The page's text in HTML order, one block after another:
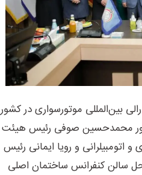
بین‌‌المللی موتورسواری در کشور
هفتم شهریور ماه 1403 با حضور محمدحسین صوفی رئیس هیئت
اتومبیلرانی و رویا ایمانی رئیس
سالن کنفرانس ساختمان اصلی